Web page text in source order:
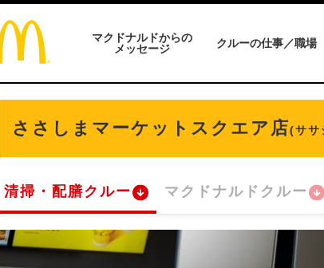
マクドナルドからの
メッセージ
クルーの仕事／職場
ささしまマーケットスクエア店(ササ
清掃・配膳クルー マクドナルドクルー